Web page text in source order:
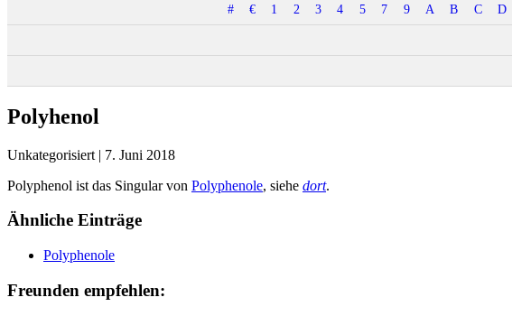
# € 1 2 3 4 5 7 9 A B C D
Polyhenol
Unkategorisiert | 7. Juni 2018
Polyphenol ist das Singular von Polyphenole, siehe dort.
Ähnliche Einträge
Polyphenole
Freunden empfehlen: